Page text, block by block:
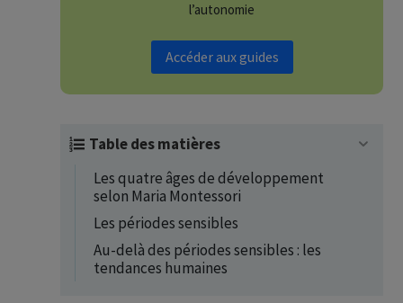
l’autonomie
Accéder aux guides
Table des matières
Les quatre âges de développement
selon Maria Montessori
Les périodes sensibles
Au-delà des périodes sensibles : les
tendances humaines